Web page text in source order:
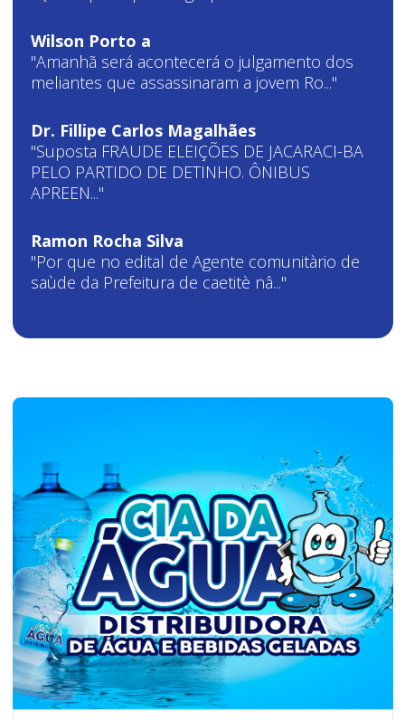
Wilson Porto a
"Amanhã será acontecerá o julgamento dos
meliantes que assassinaram a jovem Ro..."
Dr. Fillipe Carlos Magalhães
"Suposta FRAUDE ELEIÇÕES DE JACARACI-BA
PELO PARTIDO DE DETINHO. ÔNIBUS
APREEN..."
Ramon Rocha Silva
"Por que no edital de Agente comunitàrio de
saùde da Prefeitura de caetitè nâ..."